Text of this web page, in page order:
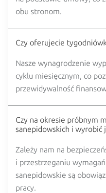
obu stronom.
Czy oferujecie
Nasze wynagrodzenie
cyklu miesięcznym, co
przewidywalność
Czy na okresie próbnym
sanepidowskich i wyrobić
Zależy nam na
i przestrzeganiu
sanepidowskie są
pracy.